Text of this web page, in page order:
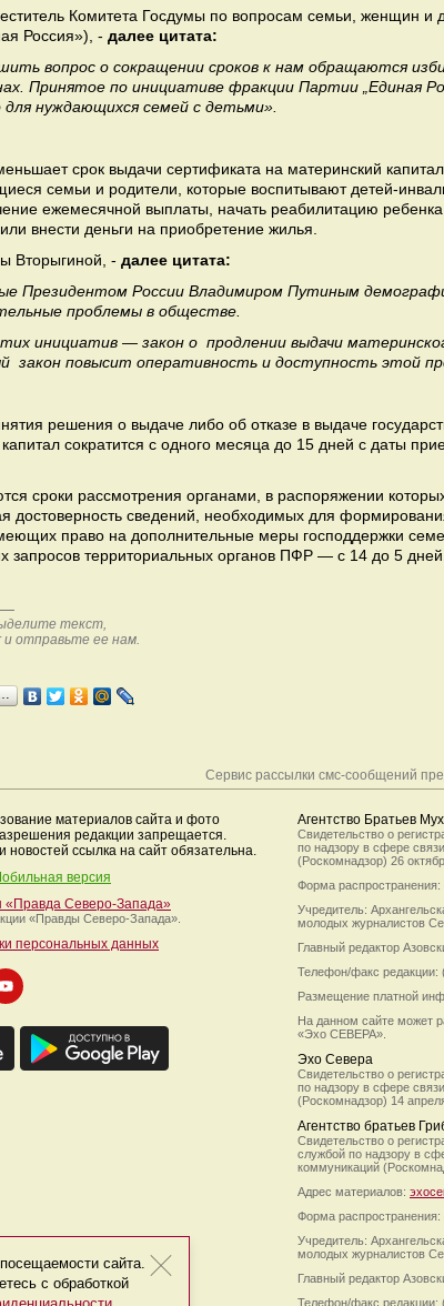
Комитета Госдумы по вопросам семьи, женщин и
Россия»), - далее цитата:
вопрос о сокращении сроков к нам обращаются
Принятое по инициативе фракции Партии „Единая
для нуждающихся семей с детьми».
срок выдачи сертификата на материнский
семьи и родители, которые воспитывают детей-
ежемесячной выплаты, начать реабилитацию
внести деньги на приобретение жилья.
Вторыгиной, - далее цитата:
Президентом России Владимиром Путиным
проблемы в обществе.
инициатив — закон о продлении выдачи
закон повысит оперативность и доступность этой
решения о выдаче либо об отказе в выдаче
сократится с одного месяца до 15 дней с даты
сроки рассмотрения органами, в распоряжении
достоверность сведений, необходимых для
право на дополнительные меры господдержки
запросов территориальных органов ПФР — с 14 до 5 дней.
текст,
отправьте ее нам.
Сервис рассылки смс-сообщений
материалов сайта и фото
редакции запрещается.
новостей ссылка на сайт обязательна.
версия
«Правда Северо-Запада»
«Правды Северо-Запада».
персональных данных
Агентство Братьев
Свидетельство о
по надзору в сфере
(Роскомнадзор) 26
Форма распространения:
Учредитель:
молодых журналистов
Главный редактор
Телефон/факс редакции:
Размещение платной
На данном сайте может
«Эхо СЕВЕРА».
Эхо Севера
Свидетельство о
по надзору в сфере
(Роскомнадзор) 14
Агентство братьев
Свидетельство о
службой по надзору в
коммуникаций
Адрес материалов:
Форма распространения:
Учредитель:
молодых журналистов
Главный редактор
Телефон/факс редакции:
сайта.
с обработкой